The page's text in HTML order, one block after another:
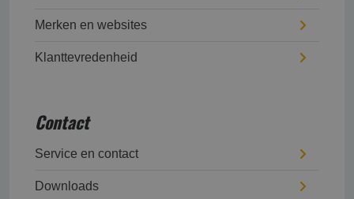
Merken en websites
Klanttevredenheid
Contact
Service en contact
Downloads